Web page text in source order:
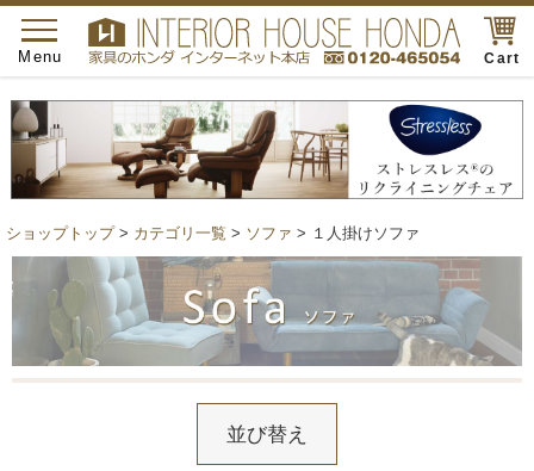
Cart
toggle
navigation
Menu
ショップトップ> カテゴリ一覧 > ソファ > １人掛けソファ
並び替え